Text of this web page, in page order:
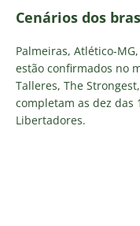
Cenários dos
Palmeiras, Atlético-
estão confirmados no
Talleres, The
completam as dez das
Libertadores.